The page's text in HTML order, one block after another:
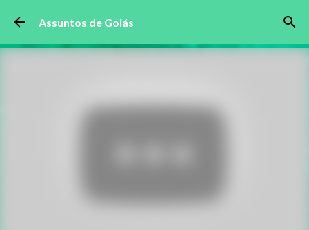
Pular para o conteúdo principal
Assuntos de Goiás